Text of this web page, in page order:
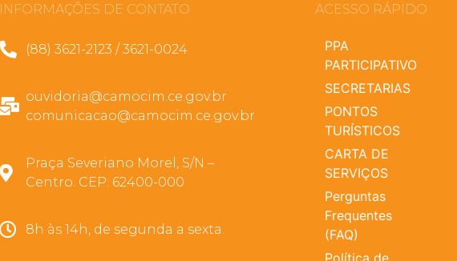
INFORMAÇÕES DE CONTATO
(88) 3621-2123 / 3621-0024
ouvidoria@camocim.ce.gov.br
comunicacao@camocim.ce.gov.br
Praça Severiano Morel, S/N –
Centro. CEP: 62400-000
8h às 14h, de segunda a sexta.
ACESSO RÁPIDO
PPA
PARTICIPATIVO
SECRETARIAS
PONTOS
TURÍSTICOS
CARTA DE
SERVIÇOS
Perguntas
Frequentes
(FAQ)
Política de